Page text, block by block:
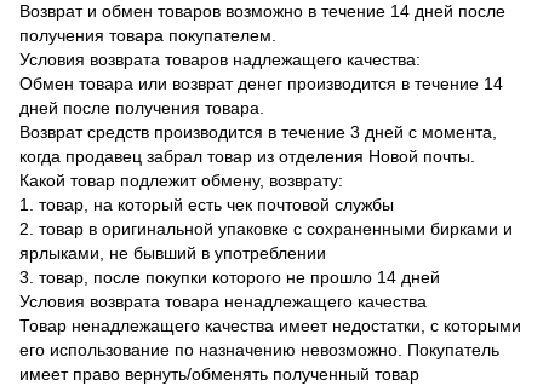
Возврат и обмен товаров возможно в течение 14 дней после
получения товара покупателем.
Условия возврата товаров надлежащего качества:
Обмен товара или возврат денег производится в течение 14
дней после получения товара.
Возврат средств производится в течение 3 дней с момента,
когда продавец забрал товар из отделения Новой почты.
Какой товар подлежит обмену, возврату:
1. товар, на который есть чек почтовой службы
2. товар в оригинальной упаковке с сохраненными бирками и
ярлыками, не бывший в употреблении
3. товар, после покупки которого не прошло 14 дней
Условия возврата товара ненадлежащего качества
Товар ненадлежащего качества имеет недостатки, с которыми
его использование по назначению невозможно. Покупатель
имеет право вернуть/обменять полученный товар